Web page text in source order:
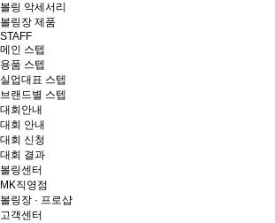
볼링 악세서리
볼링장 제품
STAFF
메인 스텝
용품 스텝
실업대표 스텝
브랜드별 스텝
대회안내
대회 안내
대회 신청
대회 결과
볼링센터
MK직영점
볼링장 · 프로샵
고객센터